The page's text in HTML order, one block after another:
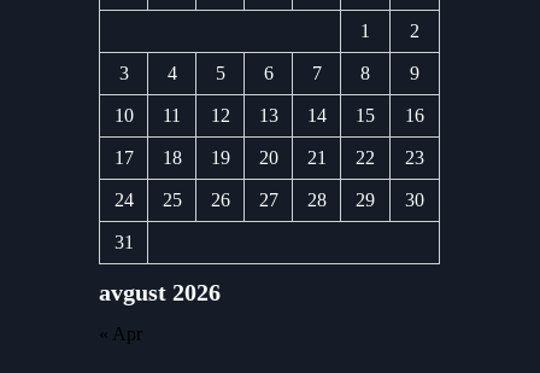
avgust 2026
1 2
3 4 5 6 7 8 9
10 11 12 13 14 15 16
17 18 19 20 21 22 23
24 25 26 27 28 29 30
31
« Apr